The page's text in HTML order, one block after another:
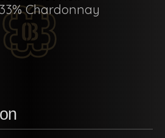
33% Chardonnay